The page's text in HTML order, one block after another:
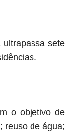
ultrapassa sete
o objetivo de
reuso de água;